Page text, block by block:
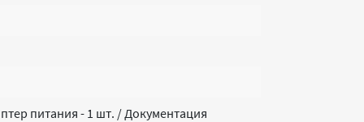
питания - 1 шт. / Документация